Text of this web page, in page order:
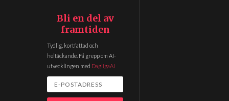
Bli en del av
framtiden
Tydlig, kortfattad och
heltäckande. Få grepp om AI-
utvecklingen med DagligaAI